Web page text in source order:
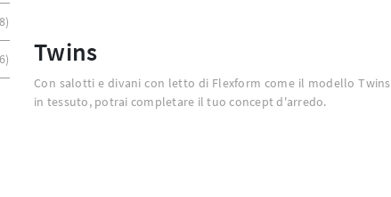
Twins
Con salotti e divani con letto di Flexform come il modello Twins
in tessuto, potrai completare il tuo concept d'arredo.